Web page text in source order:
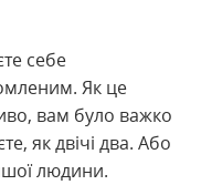
себе
Як це
вам було важко
як двічі два. Або
людини.